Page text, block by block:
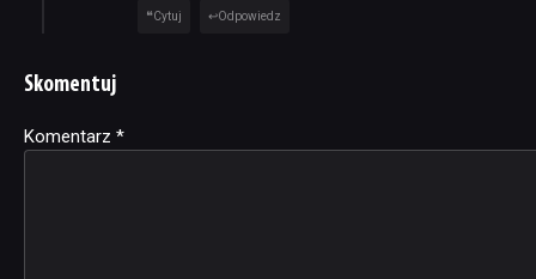
Cytuj Odpowiedz
Skomentuj
Komentarz *
Alternative: